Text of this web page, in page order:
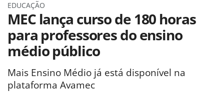
EDUCAÇÃO
MEC lança curso de 180 horas
para professores do ensino
médio público
Mais Ensino Médio já está disponível na
plataforma Avamec